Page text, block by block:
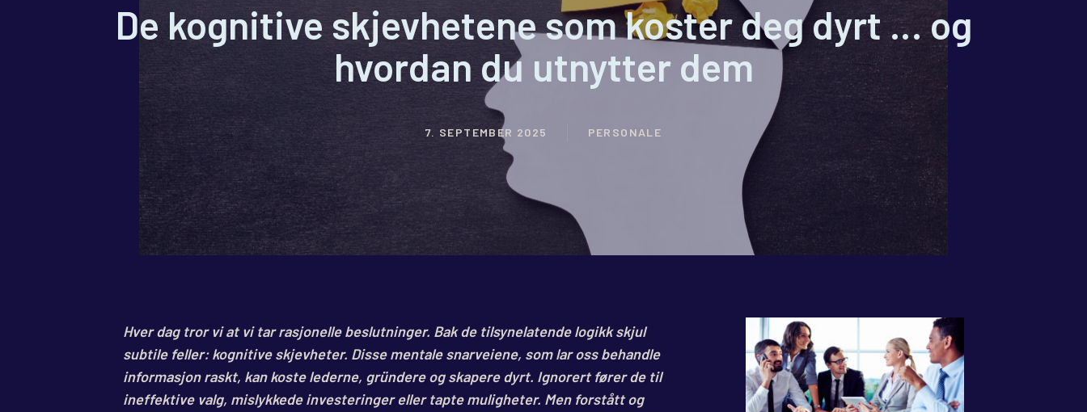
De kognitive skjevhetene som koster deg dyrt … og
hvordan du utnytter dem
7. SEPTEMBER 2025 PERSONALE
Hver dag tror vi at vi tar rasjonelle beslutninger. Bak de tilsynelatende logikk skjul
subtile feller: kognitive skjevheter. Disse mentale snarveiene, som lar oss behandle
informasjon raskt, kan koste lederne, gründere og skapere dyrt. Ignorert fører de til
ineffektive valg, mislykkede investeringer eller tapte muligheter. Men forstått og